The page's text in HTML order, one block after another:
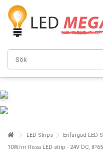
LED Strips Enfärgad LED
10W/m Rosa LED-strip - 24V DC,